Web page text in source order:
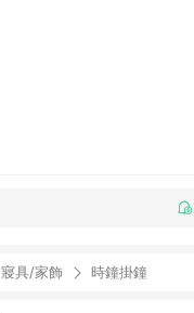
寢具/家飾 時鐘掛鐘